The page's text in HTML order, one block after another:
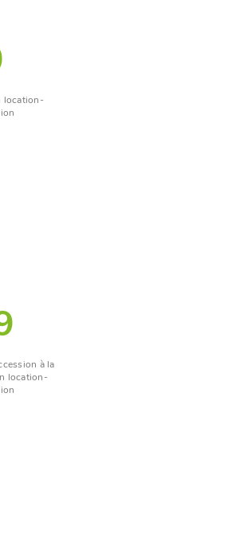
location-
à la
location-